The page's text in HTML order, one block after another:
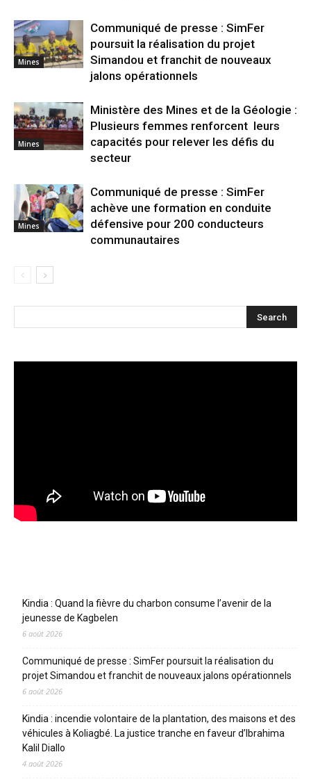
Mines
Communiqué de presse : SimFer
poursuit la réalisation du projet
Simandou et franchit de nouveaux
jalons opérationnels
Mines
Ministère des Mines et de la Géologie :
Plusieurs femmes renforcent leurs
capacités pour relever les défis du
secteur
Mines
Communiqué de presse : SimFer
achève une formation en conduite
défensive pour 200 conducteurs
communautaires
Kindia : Quand la fièvre du charbon consume l’avenir de la
jeunesse de Kagbelen
6 août 2026
Communiqué de presse : SimFer poursuit la réalisation du
projet Simandou et franchit de nouveaux jalons opérationnels
6 août 2026
Kindia : incendie volontaire de la plantation, des maisons et des
véhicules à Koliagbé. La justice tranche en faveur d’Ibrahima
Kalil Diallo
4 août 2026